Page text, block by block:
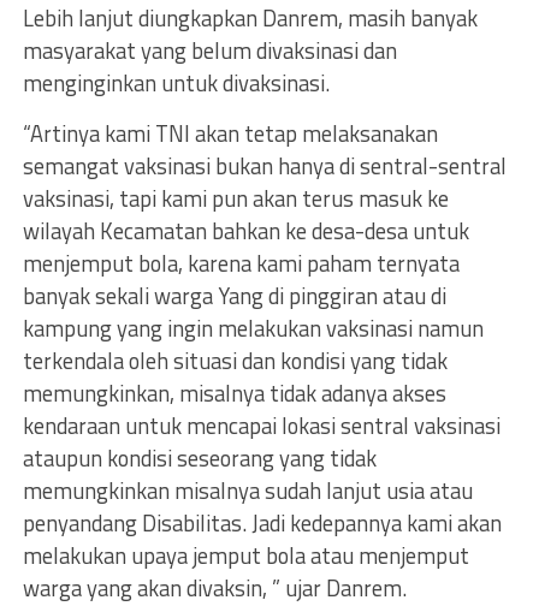
Lebih lanjut diungkapkan Danrem, masih banyak
masyarakat yang belum divaksinasi dan
menginginkan untuk divaksinasi.
“Artinya kami TNI akan tetap melaksanakan
semangat vaksinasi bukan hanya di sentral-sentral
vaksinasi, tapi kami pun akan terus masuk ke
wilayah Kecamatan bahkan ke desa-desa untuk
menjemput bola, karena kami paham ternyata
banyak sekali warga Yang di pinggiran atau di
kampung yang ingin melakukan vaksinasi namun
terkendala oleh situasi dan kondisi yang tidak
memungkinkan, misalnya tidak adanya akses
kendaraan untuk mencapai lokasi sentral vaksinasi
ataupun kondisi seseorang yang tidak
memungkinkan misalnya sudah lanjut usia atau
penyandang Disabilitas. Jadi kedepannya kami akan
melakukan upaya jemput bola atau menjemput
warga yang akan divaksin, ” ujar Danrem.